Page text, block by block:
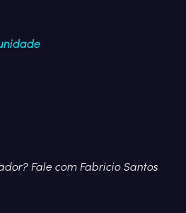
Fale com Fabricio Santos